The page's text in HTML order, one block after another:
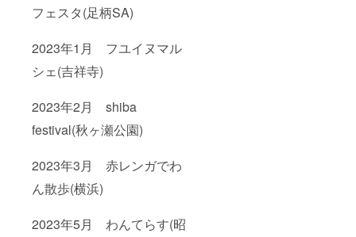
フェスタ(足柄SA)
2023年1月 フユイヌマル
シェ(吉祥寺)
2023年2月 shiba
festival(秋ヶ瀬公園)
2023年3月 赤レンガでわ
ん散歩(横浜)
2023年5月 わんてらす(昭